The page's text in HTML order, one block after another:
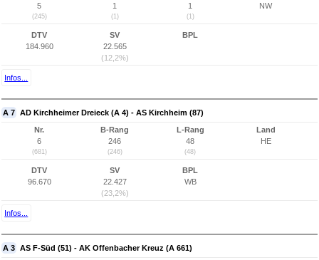
5
(245)
1
(1)
1
(1)
NW
DTV
184.960
SV
22.565
(12,2%)
BPL
Infos...
A 7 AD Kirchheimer Dreieck (A 4) - AS Kirchheim (87)
Nr.
6
(681)
B-Rang
246
(246)
L-Rang
48
(48)
Land
HE
DTV
96.670
SV
22.427
(23,2%)
BPL
WB
Infos...
A 3 AS F-Süd (51) - AK Offenbacher Kreuz (A 661)